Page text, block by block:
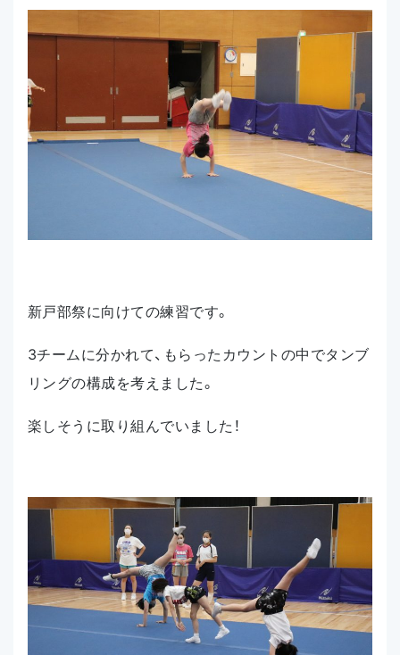
新戸部祭に向けての練習です。
3チームに分かれて、もらったカウントの中でタンブ
リングの構成を考えました。
楽しそうに取り組んでいました！